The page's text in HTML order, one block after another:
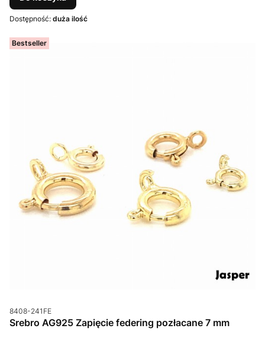
Dostępność: duża ilość
Bestseller
Kod produktu
8408-241FE
Srebro AG925 Zapięcie federing pozłacane 7 mm